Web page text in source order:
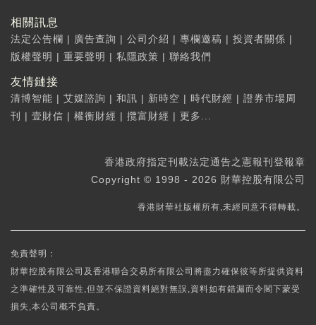
相關訊息
法定公告欄 | 廣告查詢 | 公司介紹 | 專欄邀稿 | 投資者關係 |
版權聲明 | 重要聲明 | 私隱政策 | 聯絡我們
友情鏈接
清博智能 | 艾媒諮詢 | 和訊 | 新時空 | 時代財經 | 證券市場周
刊
| 壹財信 | 權衡財經 | 攬富財經 | 更多...
香港政府指定刊載法定通告之憲報刊登報章
Copyright © 1998 - 2026 財華控股有限公司
香港財華社版權所有,未經同意不得轉載。
免責聲明：
財華控股有限公司及香港聯合交易所有限公司將盡力確保彼等所提供資料
之準確性及可靠性,但並不保證資料絕對無誤,資料如有錯漏而令閣下蒙受
損失,本公司概不負責。